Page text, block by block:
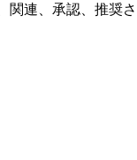
関連、承認、推